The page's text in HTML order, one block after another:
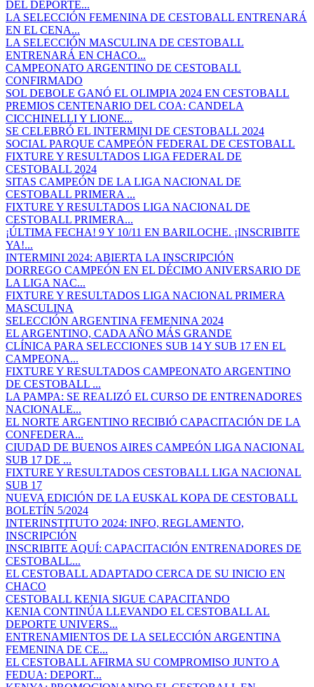
DEL DEPORTE...
LA SELECCIÓN FEMENINA DE CESTOBALL ENTRENARÁ
EN EL CENA...
LA SELECCIÓN MASCULINA DE CESTOBALL
ENTRENARÁ EN CHACO...
CAMPEONATO ARGENTINO DE CESTOBALL
CONFIRMADO
SOL DEBOLE GANÓ EL OLIMPIA 2024 EN CESTOBALL
PREMIOS CENTENARIO DEL COA: CANDELA
CICCHINELLI Y LIONE...
SE CELEBRÓ EL INTERMINI DE CESTOBALL 2024
SOCIAL PARQUE CAMPEÓN FEDERAL DE CESTOBALL
FIXTURE Y RESULTADOS LIGA FEDERAL DE
CESTOBALL 2024
SITAS CAMPEÓN DE LA LIGA NACIONAL DE
CESTOBALL PRIMERA ...
FIXTURE Y RESULTADOS LIGA NACIONAL DE
CESTOBALL PRIMERA...
¡ÚLTIMA FECHA! 9 Y 10/11 EN BARILOCHE. ¡INSCRIBITE
YA!...
INTERMINI 2024: ABIERTA LA INSCRIPCIÓN
DORREGO CAMPEÓN EN EL DÉCIMO ANIVERSARIO DE
LA LIGA NAC...
FIXTURE Y RESULTADOS LIGA NACIONAL PRIMERA
MASCULINA
SELECCIÓN ARGENTINA FEMENINA 2024
EL ARGENTINO, CADA AÑO MÁS GRANDE
CLÍNICA PARA SELECCIONES SUB 14 Y SUB 17 EN EL
CAMPEONA...
FIXTURE Y RESULTADOS CAMPEONATO ARGENTINO
DE CESTOBALL ...
LA PAMPA: SE REALIZÓ EL CURSO DE ENTRENADORES
NACIONALE...
EL NORTE ARGENTINO RECIBIÓ CAPACITACIÓN DE LA
CONFEDERA...
CIUDAD DE BUENOS AIRES CAMPEÓN LIGA NACIONAL
SUB 17 DE ...
FIXTURE Y RESULTADOS CESTOBALL LIGA NACIONAL
SUB 17
NUEVA EDICIÓN DE LA EUSKAL KOPA DE CESTOBALL
BOLETÍN 5/2024
INTERINSTITUTO 2024: INFO, REGLAMENTO,
INSCRIPCIÓN
INSCRIBITE AQUÍ: CAPACITACIÓN ENTRENADORES DE
CESTOBALL...
EL CESTOBALL ADAPTADO CERCA DE SU INICIO EN
CHACO
CESTOBALL KENIA SIGUE CAPACITANDO
KENIA CONTINÚA LLEVANDO EL CESTOBALL AL
DEPORTE UNIVERS...
ENTRENAMIENTOS DE LA SELECCIÓN ARGENTINA
FEMENINA DE CE...
EL CESTOBALL AFIRMA SU COMPROMISO JUNTO A
FEDUA: DEPORT...